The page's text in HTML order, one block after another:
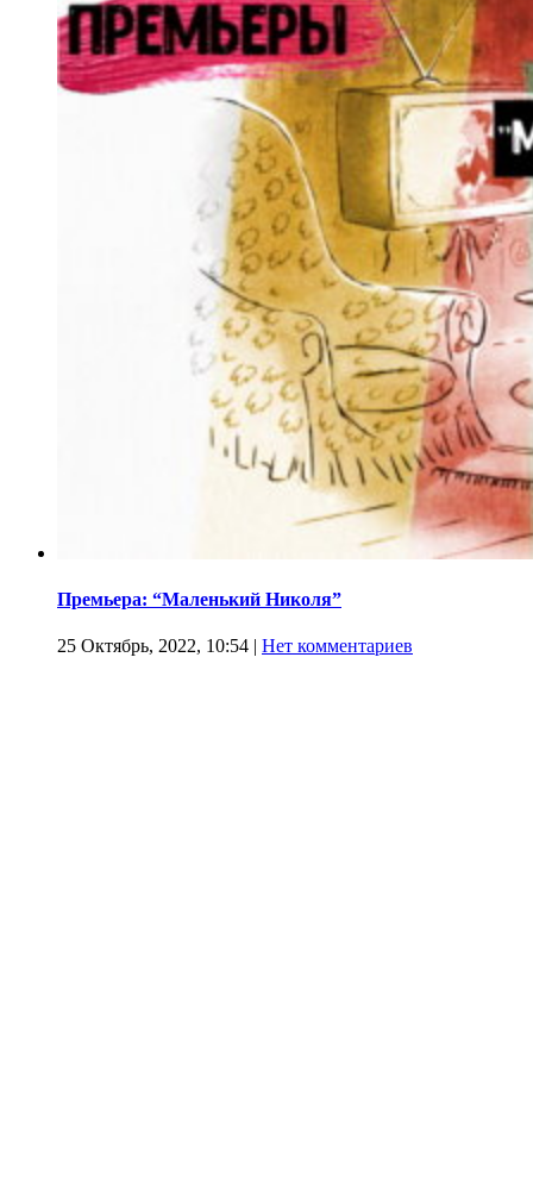
Премьера: “Маленький Николя”
25 Октябрь, 2022, 10:54 | Нет комментариев